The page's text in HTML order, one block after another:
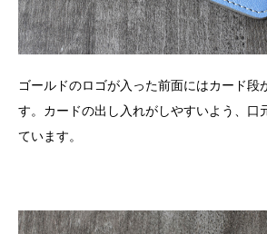
ゴールドのロゴが入った前面にはカード段
す。カードの出し入れがしやすいよう、口
ています。